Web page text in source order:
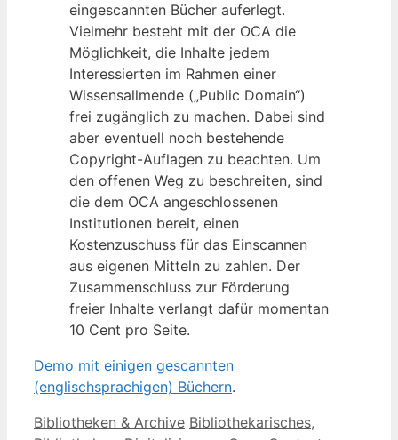
eingescannten Bücher auferlegt.
Vielmehr besteht mit der OCA die
Möglichkeit, die Inhalte jedem
Interessierten im Rahmen einer
Wissensallmende („Public Domain“)
frei zugänglich zu machen. Dabei sind
aber eventuell noch bestehende
Copyright-Auflagen zu beachten. Um
den offenen Weg zu beschreiten, sind
die dem OCA angeschlossenen
Institutionen bereit, einen
Kostenzuschuss für das Einscannen
aus eigenen Mitteln zu zahlen. Der
Zusammenschluss zur Förderung
freier Inhalte verlangt dafür momentan
10 Cent pro Seite.
Demo mit einigen gescannten
(englischsprachigen) Büchern.
Kategorien
Bibliotheken & Archive Schlagwörter
Bibliothekarisches,